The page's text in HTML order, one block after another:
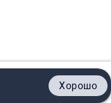
Контакты
Хорошо